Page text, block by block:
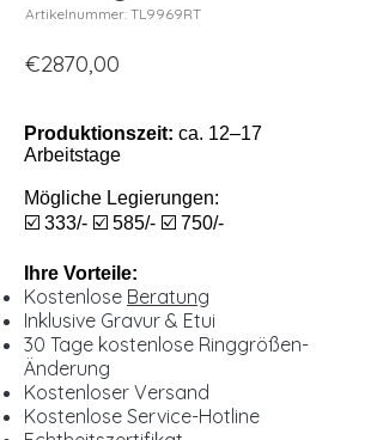
Artikelnummer: TL9969RT
€2870,00
Produktionszeit: ca. 12–17
Arbeitstage
Mögliche Legierungen:
☑️ 333/- ☑️ 585/- ☑️ 750/-
Ihre Vorteile:
Kostenlose Beratung
Inklusive Gravur & Etui
30 Tage kostenlose Ringgrößen-
Änderung
Kostenloser Versand
Kostenlose Service-Hotline